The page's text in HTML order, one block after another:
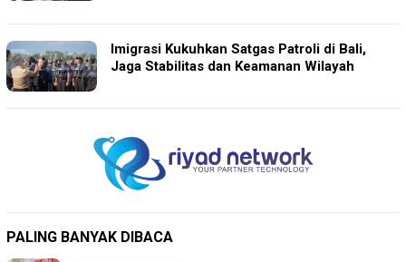
Imigrasi Kukuhkan Satgas Patroli di Bali,
Jaga Stabilitas dan Keamanan Wilayah
PALING BANYAK DIBACA